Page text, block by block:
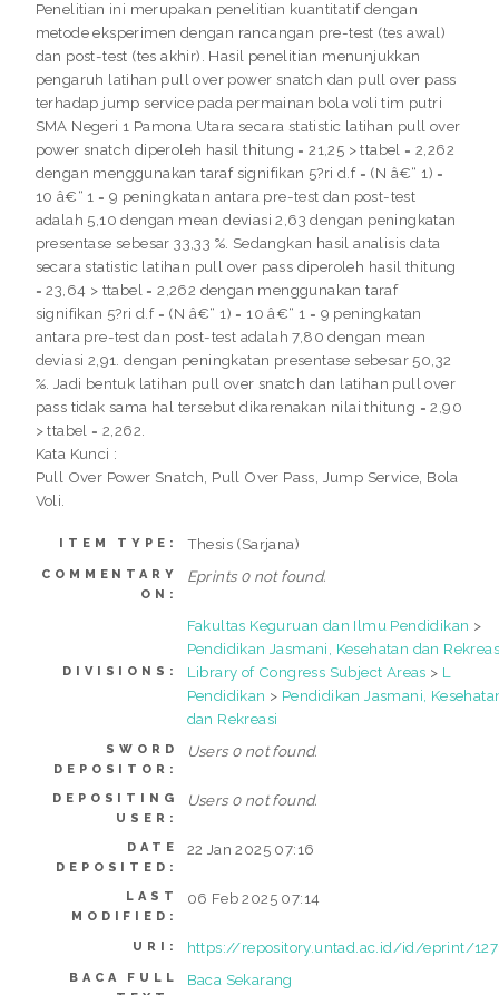
Penelitian ini merupakan penelitian kuantitatif dengan
metode eksperimen dengan rancangan pre-test (tes awal)
dan post-test (tes akhir). Hasil penelitian menunjukkan
pengaruh latihan pull over power snatch dan pull over pass
terhadap jump service pada permainan bola voli tim putri
SMA Negeri 1 Pamona Utara secara statistic latihan pull over
power snatch diperoleh hasil thitung = 21,25 > ttabel = 2,262
dengan menggunakan taraf signifikan 5?ri d.f = (N â€“ 1) =
10 â€“ 1 = 9 peningkatan antara pre-test dan post-test
adalah 5,10 dengan mean deviasi 2,63 dengan peningkatan
presentase sebesar 33,33 %. Sedangkan hasil analisis data
secara statistic latihan pull over pass diperoleh hasil thitung
= 23,64 > ttabel = 2,262 dengan menggunakan taraf
signifikan 5?ri d.f = (N â€“ 1) = 10 â€“ 1 = 9 peningkatan
antara pre-test dan post-test adalah 7,80 dengan mean
deviasi 2,91. dengan peningkatan presentase sebesar 50,32
%. Jadi bentuk latihan pull over snatch dan latihan pull over
pass tidak sama hal tersebut dikarenakan nilai thitung = 2,90
> ttabel = 2,262.
Kata Kunci :
Pull Over Power Snatch, Pull Over Pass, Jump Service, Bola
Voli.
ITEM TYPE: Thesis (Sarjana)
COMMENTARY
ON:
Eprints 0 not found.
DIVISIONS:
Fakultas Keguruan dan Ilmu Pendidikan >
Pendidikan Jasmani, Kesehatan dan
Library of Congress Subject Areas > L
Pendidikan > Pendidikan Jasmani,
dan Rekreasi
SWORD
DEPOSITOR:
Users 0 not found.
DEPOSITING
USER:
Users 0 not found.
DATE
DEPOSITED:
22 Jan 2025 07:16
LAST
MODIFIED:
06 Feb 2025 07:14
URI: https://repository.untad.ac.id/id/eprint/
BACA FULL
Baca Sekarang